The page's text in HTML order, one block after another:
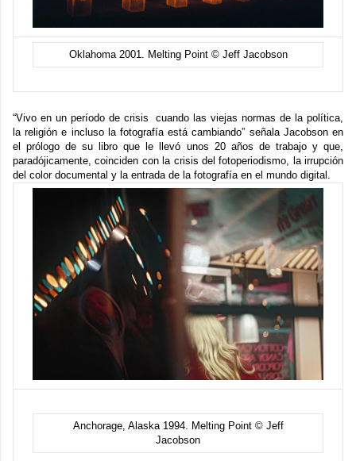
Oklahoma 2001. Melting Point © Jeff Jacobson
“Vivo en un período de crisis cuando las viejas normas de la política,
la religión e incluso la fotografía está cambiando” señala Jacobson en
el prólogo de su libro que le llevó unos 20 años de trabajo y que,
paradójicamente, coinciden con la crisis del fotoperiodismo, la irrupción
del color documental y la entrada de la fotografía en el mundo digital.
Anchorage, Alaska 1994. Melting Point © Jeff
Jacobson